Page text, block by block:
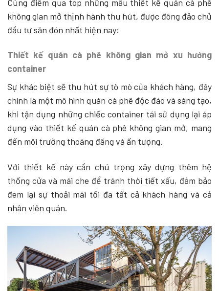
Cùng điểm qua top những mẫu thiết kế quán cà phê
không gian mở thịnh hành thu hút, được đông đảo chủ
đầu tư săn đón nhất hiện nay:
Thiết kế quán cà phê không gian mở xu hướng
container
Sự khác biệt sẽ thu hút sự tò mò của khách hàng, đây
chính là một mô hình quán cà phê độc đáo và sáng tạo,
khi tận dụng những chiếc container tái sử dụng lại áp
dụng vào thiết kế quán cà phê không gian mở, mang
đến môi trường thoáng đãng và ấn tượng.
Với thiết kế này cần chú trọng xây dựng thêm hệ
thống cửa và mái che để tránh thời tiết xấu, đảm bảo
đem lại sự thoải mái tối đa tất cả khách hàng và cả
nhân viên quán.